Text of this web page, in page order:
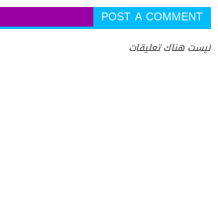
POST A COMMENT
ليست هناك تعليقات